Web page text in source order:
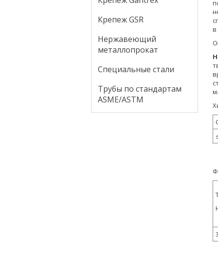
Крепеж GSR
Нержавеющий
металлопрокат
Специальные стали
Трубы по стандартам
ASME/ASTM
в